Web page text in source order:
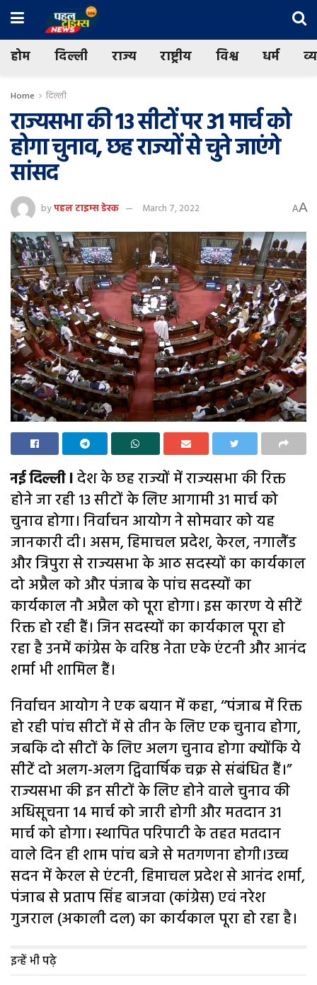
होम दिल्ली राज्य राष्ट्रीय विश्व धर्म
Home दिल्ली
राज्यसभा की 13 सीटों पर 31 मार्च को
होगा चुनाव, छह राज्यों से चुने जाएंगे
सांसद
byपहल टाइम्स डेस्क March 7, 2022 AA
नई दिल्ली lदेश के छह राज्यों में राज्यसभा की रिक्त
होने जा रही 13 सीटों के लिए आगामी 31 मार्च को
चुनाव होगा। निर्वाचन आयोग ने सोमवार को यह
जानकारी दी। असम, हिमाचल प्रदेश, केरल, नगालैंड
और त्रिपुरा से राज्यसभा के आठ सदस्यों का कार्यकाल
दो अप्रैल को और पंजाब के पांच सदस्यों का
कार्यकाल नौ अप्रैल को पूरा होगा। इस कारण ये सीटें
रिक्त हो रही हैं। जिन सदस्यों का कार्यकाल पूरा हो
रहा है उनमें कांग्रेस के वरिष्ठ नेता एके एंटनी और आनंद
शर्मा भी शामिल हैं।
निर्वाचन आयोग ने एक बयान में कहा, ‘‘पंजाब में रिक्त
हो रही पांच सीटों में से तीन के लिए एक चुनाव होगा,
जबकि दो सीटों के लिए अलग चुनाव होगा क्योंकि ये
सीटें दो अलग-अलग द्विवार्षिक चक्र से संबंधित हैं।”
राज्यसभा की इन सीटों के लिए होने वाले चुनाव की
अधिसूचना 14 मार्च को जारी होगी और मतदान 31
मार्च को होगा। स्थापित परिपाटी के तहत मतदान
वाले दिन ही शाम पांच बजे से मतगणना होगी।उच्च
सदन में केरल से एंटनी, हिमाचल प्रदेश से आनंद शर्मा,
पंजाब से प्रताप सिंह बाजवा (कांग्रेस) एवं नरेश
गुजराल (अकाली दल) का कार्यकाल पूरा हो रहा है।
इन्हें भी पढ़े